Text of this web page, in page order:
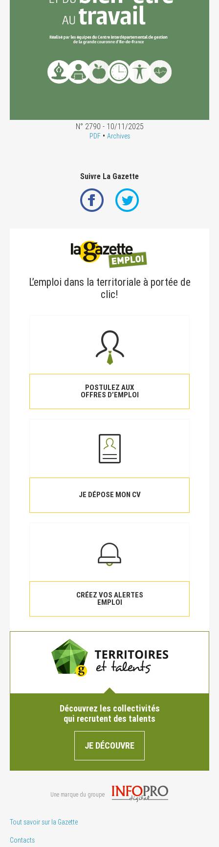
N° 2790 - 10/11/2025
PDF• Archives
Suivre La Gazette
L’emploi dans la territoriale à portée de
clic!
POSTULEZ AUX
OFFRES D’EMPLOI
JE DÉPOSE MON CV
CRÉEZ VOS ALERTES
EMPLOI
Découvrez les collectivités
qui recrutent des talents
JE DÉCOUVRE
Une marque du groupe
Tout savoir sur la Gazette
Contacts